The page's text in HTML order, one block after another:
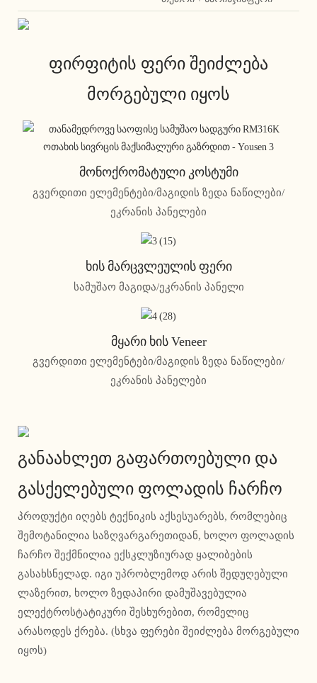
ფირფიტის ფერი შეიძლება
მორგებული იყოს
Მონოქრომატული Კოსტუმი
გვერდითი ელემენტები/მაგიდის ზედა ნაწილები/
ეკრანის პანელები
Ხის Მარცვლეულის Ფერი
სამუშაო მაგიდა/ეკრანის პანელი
Მყარი Ხის Veneer
გვერდითი ელემენტები/მაგიდის ზედა ნაწილები/
ეკრანის პანელები
განაახლეთ გაფართოებული და
გასქელებული ფოლადის ჩარჩო
პროდუქტი იღებს ტექნიკის აქსესუარებს, რომლებიც
შემოტანილია საზღვარგარეთიდან, ხოლო ფოლადის
ჩარჩო შექმნილია ექსკლუზიურად ყალიბების
გასახსნელად. იგი უპრობლემოდ არის შედუღებული
ლაზერით, ხოლო ზედაპირი დამუშავებულია
ელექტროსტატიკური შესხურებით, რომელიც
არასოდეს ქრება. (სხვა ფერები შეიძლება მორგებული
იყოს)